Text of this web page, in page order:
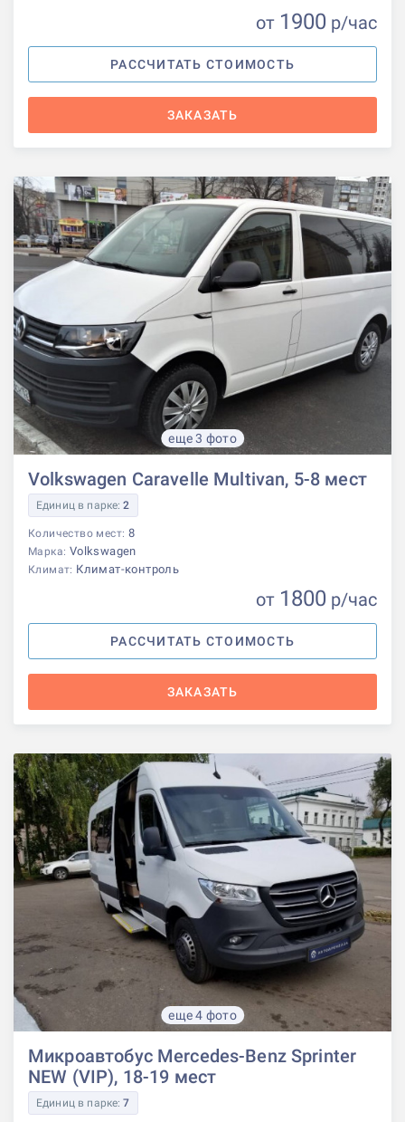
от 1900 р/час
РАССЧИТАТЬ СТОИМОСТЬ
ЗАКАЗАТЬ
еще 3 фото
Volkswagen Caravelle Multivan, 5-8 мест
Единиц в парке:2
Количество мест: 8
Марка: Volkswagen
Климат: Климат-контроль
от 1800 р/час
РАССЧИТАТЬ СТОИМОСТЬ
ЗАКАЗАТЬ
еще 4 фото
Микроавтобус Mercedes-Benz Sprinter
NEW (VIP), 18-19 мест
Единиц в парке:7